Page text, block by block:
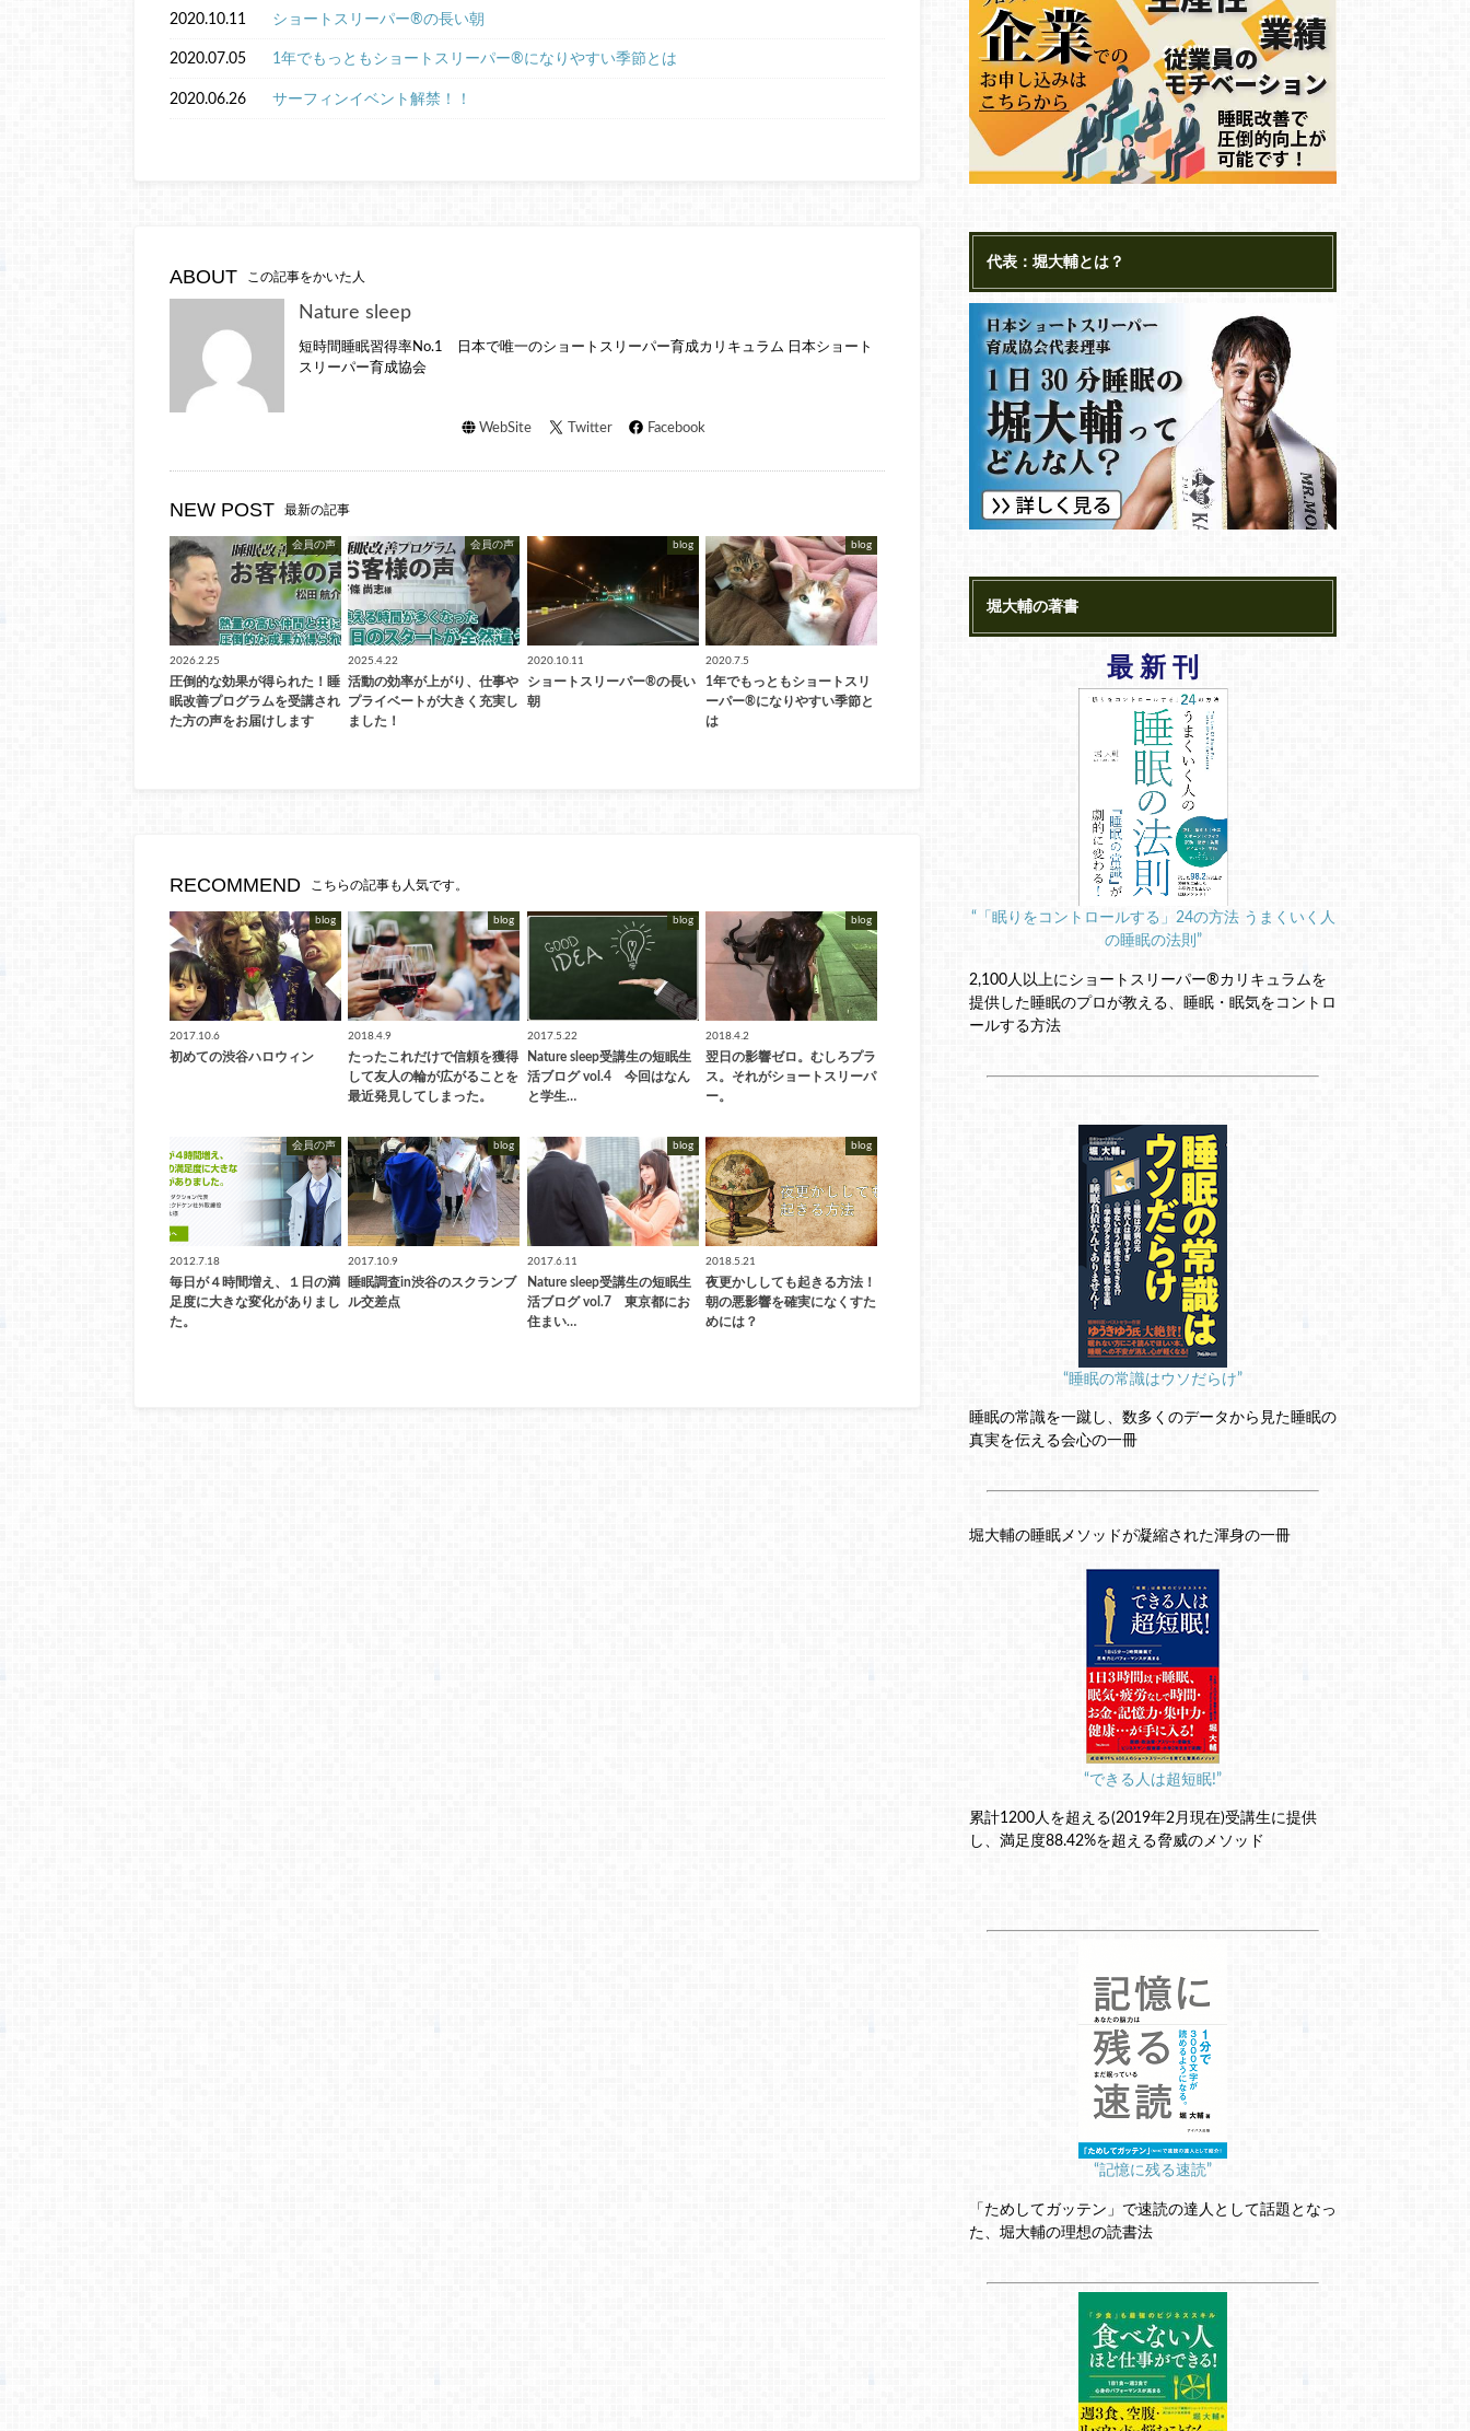
2020.10.11 ショートスリーパー®︎の長い朝
2020.07.05 1年でもっともショートスリーパー®︎になりやすい季節とは
2020.06.26 サーフィンイベント解禁！！
ABOUT この記事をかいた人
Nature sleep
短時間睡眠習得率No.1 日本で唯一のショートスリーパー育成カリキュラム 日本ショート
スリーパー育成協会
WebSite Twitter Facebook
NEW POST 最新の記事
会員の声
2026.2.25
圧倒的な効果が得られた！睡
眠改善プログラムを受講され
た方の声をお届けします
会員の声
2025.4.22
活動の効率が上がり、仕事や
プライベートが大きく充実し
ました！
blog
2020.10.11
ショートスリーパー®︎の長い
朝
blog
2020.7.5
1年でもっともショートスリ
ーパー®︎になりやすい季節と
は
RECOMMEND こちらの記事も人気です。
blog
2017.10.6
初めての渋谷ハロウィン
blog
2018.4.9
たったこれだけで信頼を獲得
して友人の輪が広がることを
最近発見してしまった。
blog
2017.5.22
Nature sleep受講生の短眠生
活ブログ vol.4 今回はなん
と学生…
blog
2018.4.2
翌日の影響ゼロ。むしろプラ
ス。それがショートスリーパ
ー。
会員の声
2012.7.18
毎日が４時間増え、１日の満
足度に大きな変化がありまし
た。
blog
2017.10.9
睡眠調査in渋谷のスクランブ
ル交差点
blog
2017.6.11
Nature sleep受講生の短眠生
活ブログ vol.7 東京都にお
住まい…
blog
2018.5.21
夜更かししても起きる方法！
朝の悪影響を確実になくすた
めには？
代表：堀大輔とは？
堀大輔の著書
最 新 刊
“「眠りをコントロールする」24の方法 うまくいく人
の睡眠の法則”
2,100人以上にショートスリーパー®カリキュラムを
提供した睡眠のプロが教える、睡眠・眠気をコントロ
ールする方法
“睡眠の常識はウソだらけ”
睡眠の常識を一蹴し、数多くのデータから見た睡眠の
真実を伝える会心の一冊
堀大輔の睡眠メソッドが凝縮された渾身の一冊
“できる人は超短眠!”
累計1200人を超える(2019年2月現在)受講生に提供
し、満足度88.42%を超える脅威のメソッド
“記憶に残る速読”
「ためしてガッテン」で速読の達人として話題となっ
た、堀大輔の理想の読書法